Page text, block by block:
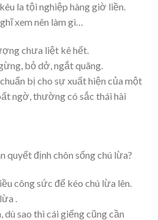
la tội nghiệp hàng giờ liền.
xem nên làm gì…
chưa liệt kê hết.
bỏ dở, ngắt quãng.
bị cho sự xuất hiện của một
ngờ, thường có sắc thái hài
quyết định chôn sống chú lừa?
công sức để kéo chú lừa lên.
.
dù sao thì cái giếng cũng cần